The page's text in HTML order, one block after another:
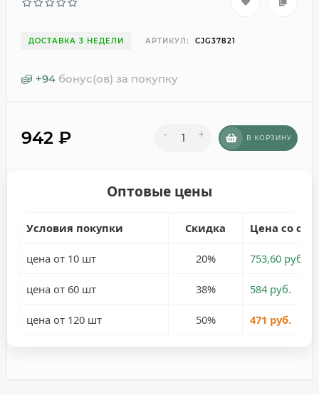
ДОСТАВКА 3 НЕДЕЛИ АРТИКУЛ: CJG37821
+94 бонус(ов) за покупку
942 ₽ - + В КОРЗИНУ
Оптовые цены
Условия покупки Скидка Цена со
цена от 10 шт 20% 753,60 руб.
цена от 60 шт 38% 584 руб.
цена от 120 шт 50% 471 руб.